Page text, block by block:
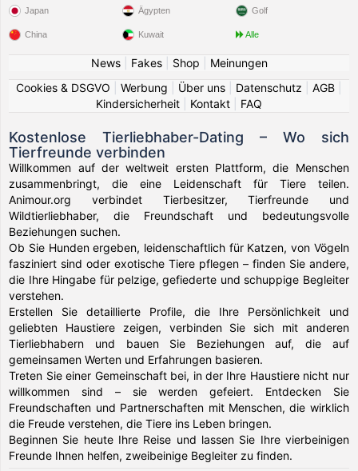
Japan
China
Ägypten
Kuwait
Golf
Alle
News| Fakes| Shop
Meinungen
Cookies & DSGVO
Werbung Über uns Datenschutz AGB
Kindersicherheit
Kontakt FAQ
Kostenlose Tierliebhaber-Dating – Wo sich
Tierfreunde verbinden
Willkommen auf der weltweit ersten Plattform, die Menschen
zusammenbringt, die eine Leidenschaft für Tiere teilen.
Animour.org verbindet Tierbesitzer, Tierfreunde und
Wildtierliebhaber, die Freundschaft und bedeutungsvolle
Beziehungen suchen.
Ob Sie Hunden ergeben, leidenschaftlich für Katzen, von Vögeln
fasziniert sind oder exotische Tiere pflegen – finden Sie andere,
die Ihre Hingabe für pelzige, gefiederte und schuppige Begleiter
verstehen.
Erstellen Sie detaillierte Profile, die Ihre Persönlichkeit und
geliebten Haustiere zeigen, verbinden Sie sich mit anderen
Tierliebhabern und bauen Sie Beziehungen auf, die auf
gemeinsamen Werten und Erfahrungen basieren.
Treten Sie einer Gemeinschaft bei, in der Ihre Haustiere nicht nur
willkommen sind – sie werden gefeiert. Entdecken Sie
Freundschaften und Partnerschaften mit Menschen, die wirklich
die Freude verstehen, die Tiere ins Leben bringen.
Beginnen Sie heute Ihre Reise und lassen Sie Ihre vierbeinigen
Freunde Ihnen helfen, zweibeinige Begleiter zu finden.